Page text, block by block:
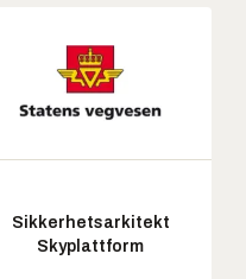
Sikkerhetsarkitekt
Skyplattform